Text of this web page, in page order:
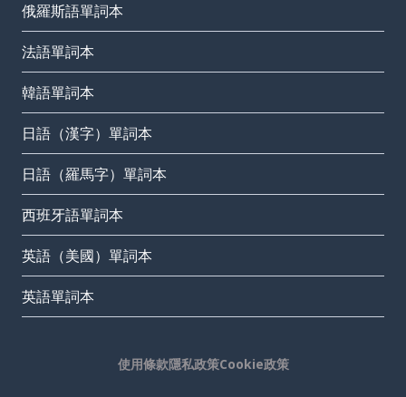
俄羅斯語單詞本
法語單詞本
韓語單詞本
日語（漢字）單詞本
日語（羅馬字）單詞本
西班牙語單詞本
英語（美國）單詞本
英語單詞本
使用條款隱私政策Cookie政策